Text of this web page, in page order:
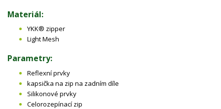
Materiál:
YKK® zipper
Light Mesh
Parametry:
Reflexní prvky
kapsička na zip na zadním díle
Silikonové prvky
Celorozepínací zip